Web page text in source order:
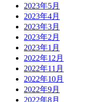
2023年5月
2023年4月
2023年3月
2023年2月
2023年1月
2022年12月
2022年11月
2022年10月
2022年9月
2022年8月